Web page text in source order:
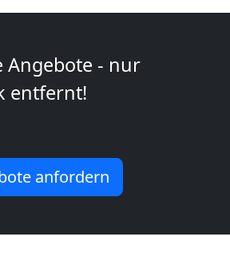
Angebote - nur
entfernt!
anfordern